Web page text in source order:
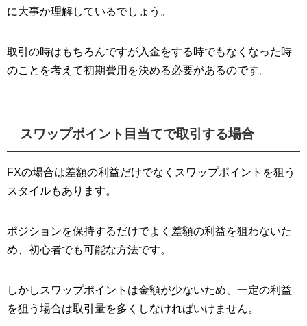
に大事か理解しているでしょう。
取引の時はもちろんですが入金をする時でもなくなった時
のことを考えて初期費用を決める必要があるのです。
スワップポイント目当てで取引する場合
FXの場合は差額の利益だけでなくスワップポイントを狙う
スタイルもあります。
ポジションを保持するだけでよく差額の利益を狙わないた
め、初心者でも可能な方法です。
しかしスワップポイントは金額が少ないため、一定の利益
を狙う場合は取引量を多くしなければいけません。